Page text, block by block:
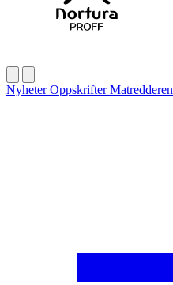
NyheterOppskrifterMatredderen